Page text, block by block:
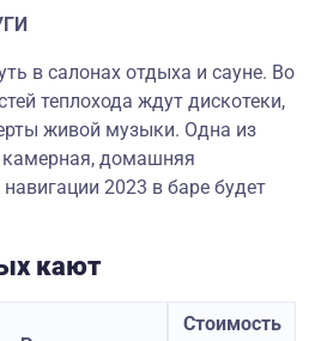
в салонах отдыха и сауне. Во
теплохода ждут дискотеки,
живой музыки. Одна из
камерная, домашняя
2023 в баре будет
кают
Стоимость